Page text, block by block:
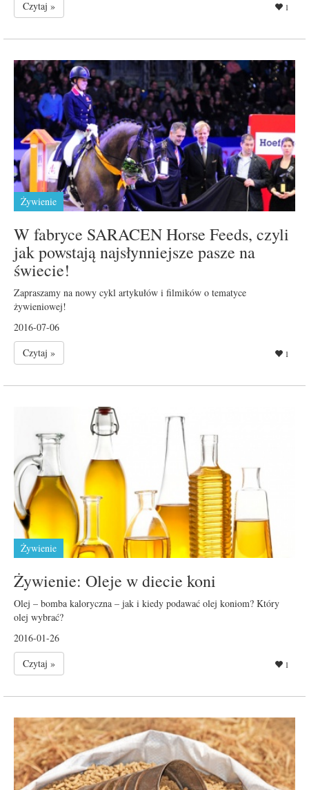
Czytaj » 1
Żywienie
W fabryce SARACEN Horse Feeds, czyli
jak powstają najsłynniejsze pasze na
świecie!
Zapraszamy na nowy cykl artykułów i filmików o tematyce
żywieniowej!
2016-07-06
Czytaj »
1
Żywienie
Żywienie: Oleje w diecie koni
Olej – bomba kaloryczna – jak i kiedy podawać olej koniom? Który
olej wybrać?
2016-01-26
Czytaj »
1